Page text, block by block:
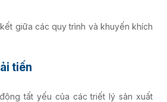
giữa các quy trình và khuyến khích
tiến
tất yếu của các triết lý sản xuất